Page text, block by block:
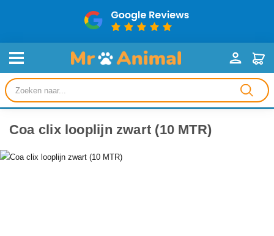
Producten
zoeken
Coa clix looplijn zwart (10 MTR)